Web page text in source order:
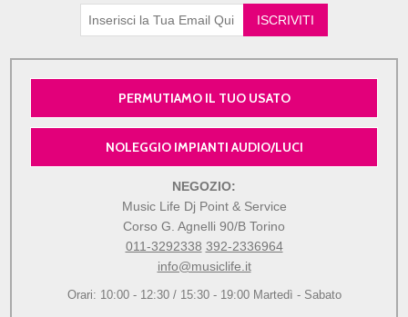
PERMUTIAMO IL TUO USATO
NOLEGGIO IMPIANTI AUDIO/LUCI
NEGOZIO:
Music Life Dj Point & Service
Corso G. Agnelli 90/B Torino
011-3292338 392-2336964
info@musiclife.it
Orari: 10:00 - 12:30 / 15:30 - 19:00 Martedì - Sabato